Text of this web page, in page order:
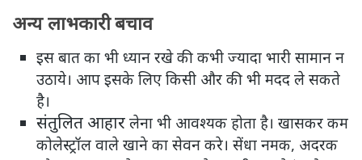
अन्य लाभकारी बचाव
इस बात का भी ध्यान रखे की कभी ज्यादा भारी सामान न
उठाये। आप इसके लिए किसी और की भी मदद ले सकते
है।
संतुलित आहार लेना भी आवश्यक होता है। खासकर कम
कोलेस्ट्रॉल वाले खाने का सेवन करे। सेंधा नमक, अदरक